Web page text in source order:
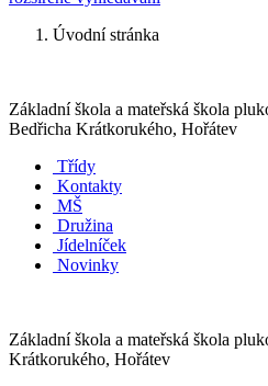
Úvodní stránka
Základní škola a mateřská škola
Bedřicha Krátkorukého, Hořátev
Třídy
Kontakty
MŠ
Družina
Jídelníček
Novinky
Základní škola a mateřská škola
Krátkorukého, Hořátev